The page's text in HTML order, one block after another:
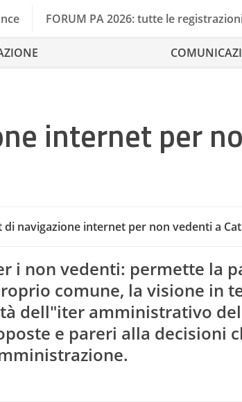
FORUM PA 2026: tutte le
internet per
di navigazione internet per non vedenti a
i non vedenti: permette la
comune, la visione in
dell"iter amministrativo
e pareri alla decisioni